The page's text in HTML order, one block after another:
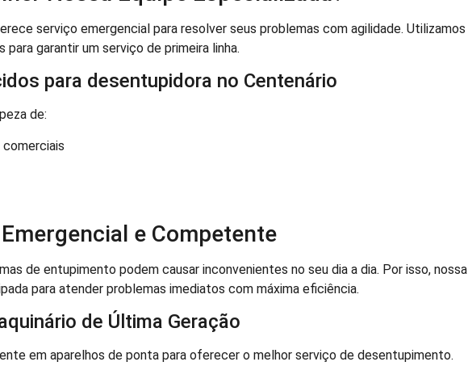
serviço emergencial para resolver seus problemas com agilidade. Utilizamos
para garantir um serviço de primeira linha.
para desentupidora no Centenário
de:
comerciais
e Competente
de entupimento podem causar inconvenientes no seu dia a dia. Por isso, nossa
para atender problemas imediatos com máxima eficiência.
de Última Geração
em aparelhos de ponta para oferecer o melhor serviço de desentupimento.